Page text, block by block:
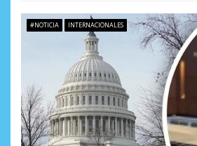
#NOTICIA INTERNACIONALES